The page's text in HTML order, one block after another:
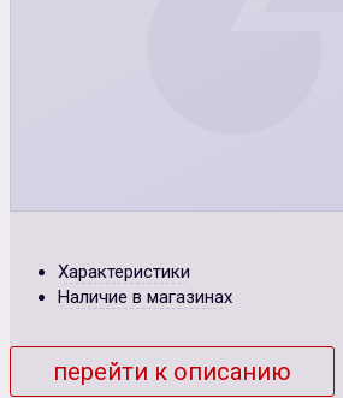
Характеристики
Наличие в магазинах
перейти к описанию